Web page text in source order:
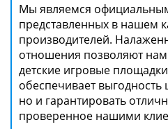
Мы являемся
представленных в нашем
производителей.
отношения позволяют нам
детские игровые
обеспечивает
но и гарантировать
проверенное нашими